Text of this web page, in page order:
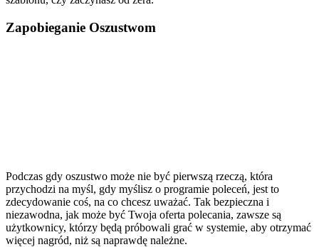
Zapobieganie Oszustwom
Podczas gdy oszustwo może nie być pierwszą rzeczą, która
przychodzi na myśl, gdy myślisz o programie poleceń, jest to
zdecydowanie coś, na co chcesz uważać. Tak bezpieczna i
niezawodna, jak może być Twoja oferta polecania, zawsze są
użytkownicy, którzy będą próbowali grać w systemie, aby otrzymać
więcej nagród, niż są naprawdę należne.